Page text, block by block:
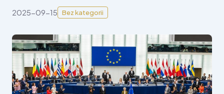
2025-09-15 Bez kategorii